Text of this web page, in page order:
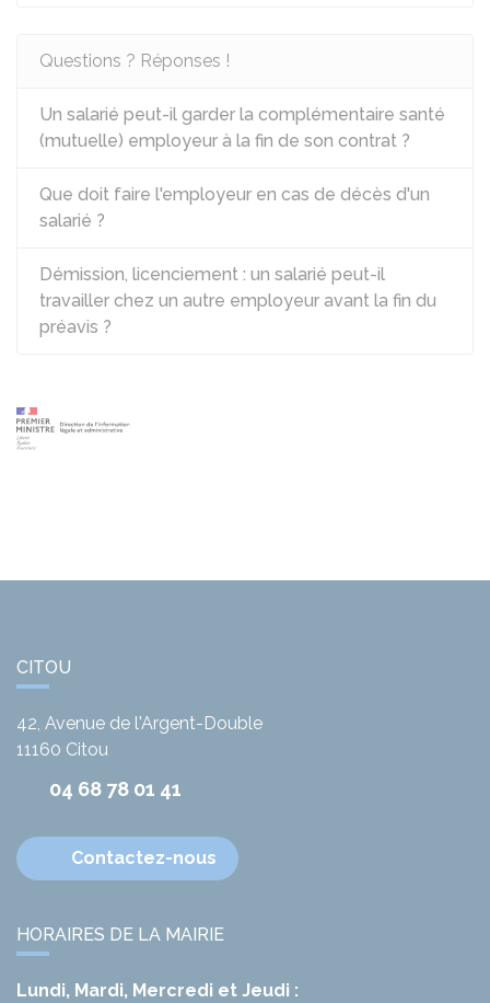
Questions ? Réponses !
Un salarié peut-il garder la complémentaire santé
(mutuelle) employeur à la fin de son contrat ?
Que doit faire l'employeur en cas de décès d'un
salarié ?
Démission, licenciement : un salarié peut-il
travailler chez un autre employeur avant la fin du
préavis ?
CITOU
42, Avenue de l'Argent-Double
11160 Citou
04 68 78 01 41
Contactez-nous
HORAIRES DE LA MAIRIE
Lundi, Mardi, Mercredi et Jeudi :